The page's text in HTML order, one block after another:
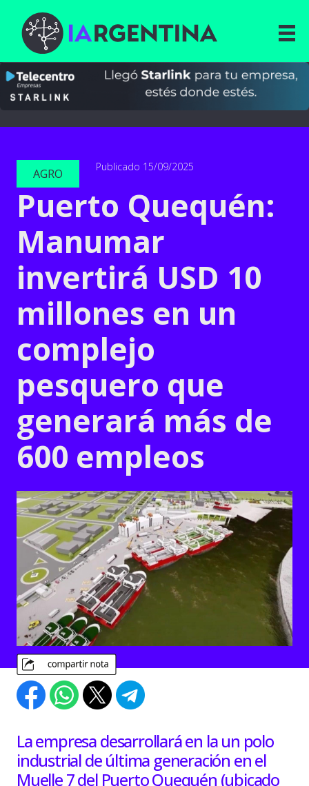
AGRO Publicado 15/09/2025
Puerto Quequén:
Manumar
invertirá USD 10
millones en un
complejo
pesquero que
generará más de
600 empleos
La empresa desarrollará en la un polo
industrial de última generación en el
Muelle 7 del Puerto Quequén (ubicado